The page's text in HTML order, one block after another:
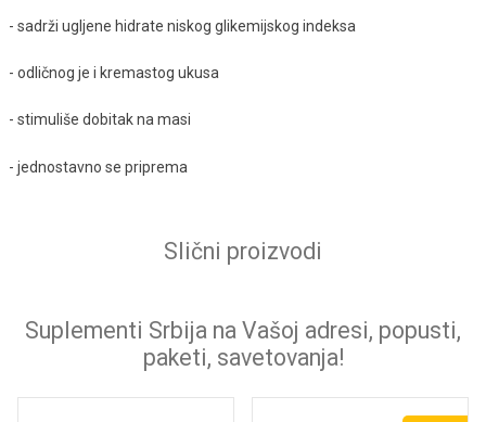
- sadrži ugljene hidrate niskog glikemijskog indeksa
- odličnog je i kremastog ukusa
- stimuliše dobitak na masi
- jednostavno se priprema
Slični proizvodi
Suplementi Srbija na Vašoj adresi, popusti,
paketi, savetovanja!